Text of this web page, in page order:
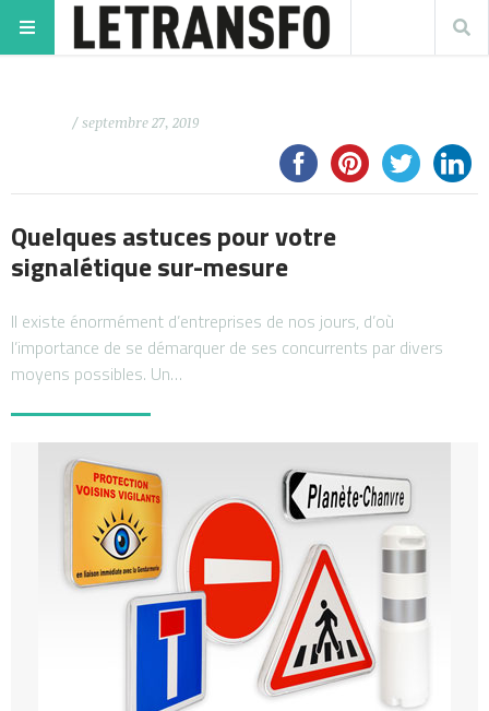
/ septembre 27, 2019
Quelques astuces pour votre
signalétique sur-mesure
Il existe énormément d’entreprises de nos jours, d’où
l’importance de se démarquer de ses concurrents par divers
moyens possibles. Un…